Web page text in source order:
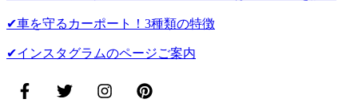
✔車を守るカーポート！3種類の特徴
✔インスタグラムのページご案内